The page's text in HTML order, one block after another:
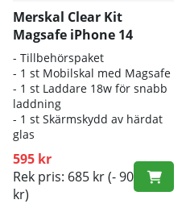
Merskal Clear Kit
Magsafe iPhone 14
- Tillbehörspaket
- 1 st Mobilskal med Magsafe
- 1 st Laddare 18w för snabb
laddning
- 1 st Skärmskydd av härdat
glas
595 kr
Rek pris: 685 kr(- 90
kr)